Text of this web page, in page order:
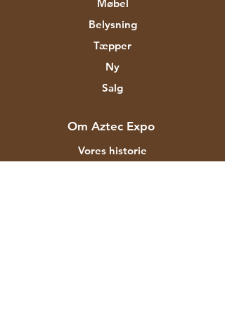
Møbel
Belysning
Tæpper
Ny
Salg
Om Aztec Expo
Vores historie